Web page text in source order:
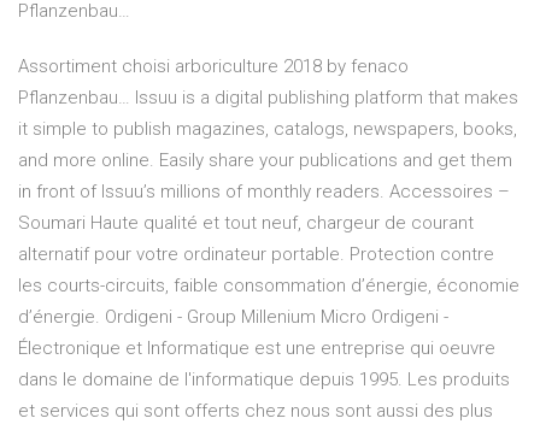
Pflanzenbau…
Assortiment choisi arboriculture 2018 by fenaco
Pflanzenbau… Issuu is a digital publishing platform that makes
it simple to publish magazines, catalogs, newspapers, books,
and more online. Easily share your publications and get them
in front of Issuu’s millions of monthly readers. Accessoires –
Soumari Haute qualité et tout neuf, chargeur de courant
alternatif pour votre ordinateur portable. Protection contre
les courts-circuits, faible consommation d’énergie, économie
d’énergie. Ordigeni - Group Millenium Micro Ordigeni -
Électronique et Informatique est une entreprise qui oeuvre
dans le domaine de l'informatique depuis 1995. Les produits
et services qui sont offerts chez nous sont aussi des plus